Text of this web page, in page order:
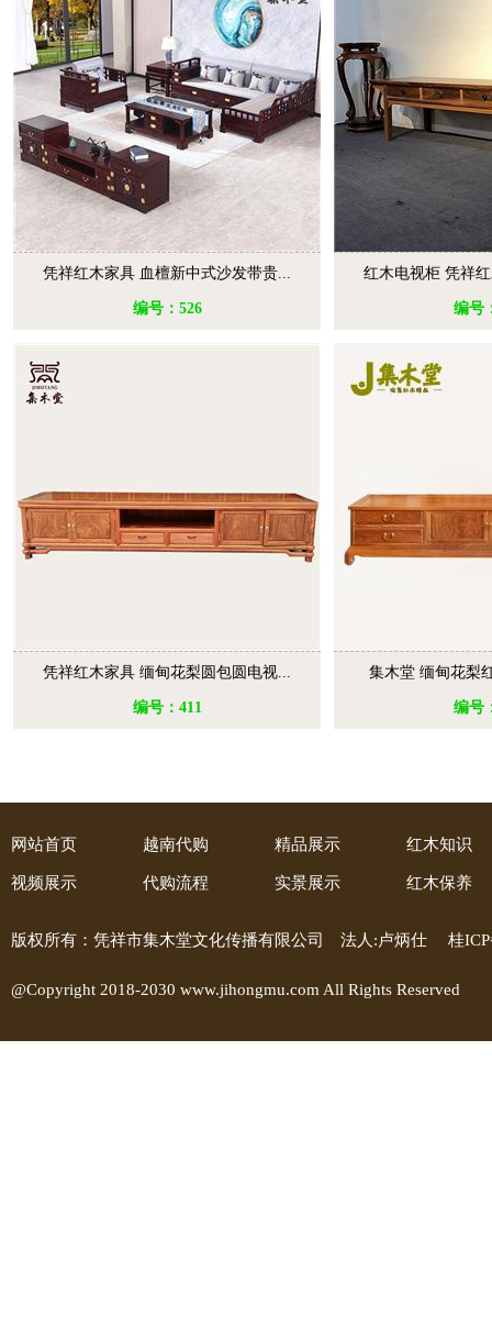
凭祥红木家具 血檀新中式沙发带贵...
编号：526
红木电视柜 凭祥
编号
凭祥红木家具 缅甸花梨圆包圆电视...
编号：411
集木堂 缅甸花梨
编号
网站首页 越南代购 精品展示 红木知识
视频展示 代购流程 实景展示 红木保养
版权所有：凭祥市集木堂文化传播有限公司 法人:卢炳仕 桂
@Copyright 2018-2030 www.jihongmu.com All Rights Reserved